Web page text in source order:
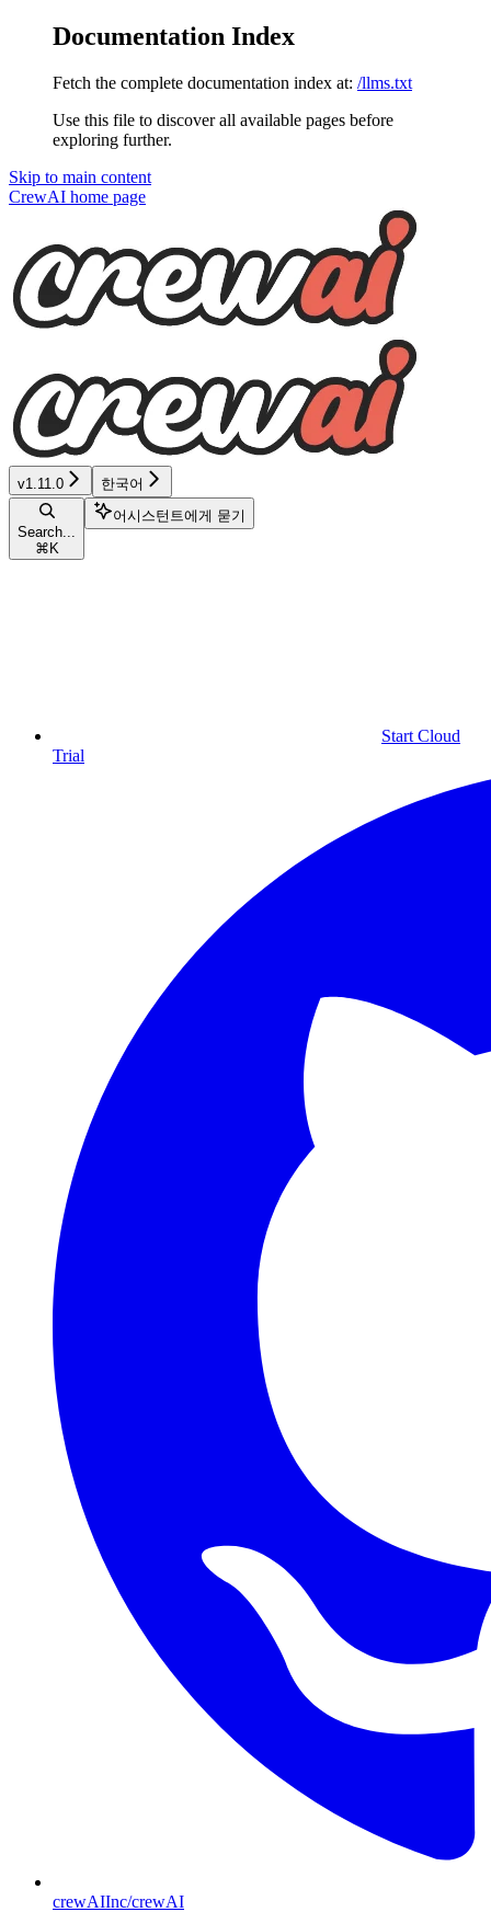
Documentation Index
Fetch the complete documentation index at: /llms.txt
Use this file to discover all available pages before
exploring further.
Skip to main content
CrewAI home page
v1.11.0 한국어
Search...
⌘ K
어시스턴트에게 묻기
Start Cloud
Trial
crewAIInc/crewAI